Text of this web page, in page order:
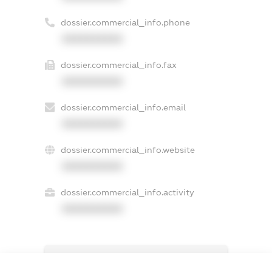
dossier.commercial_info.phone
dossier.commercial_info.fax
dossier.commercial_info.email
dossier.commercial_info.website
dossier.commercial_info.activity